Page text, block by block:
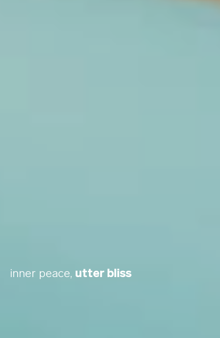
inner peace, utter bliss